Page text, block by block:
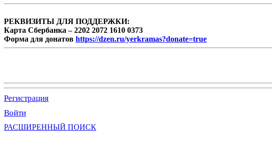
РЕКВИЗИТЫ ДЛЯ ПОДДЕРЖКИ:
Карта Сбербанка – 2202 2072 1610 0373
Форма для донатов https://dzen.ru/yerkramas?donate=true
Регистрация
Войти
РАСШИРЕННЫЙ ПОИСК